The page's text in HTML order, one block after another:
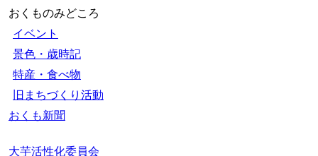
おくものみどころ
イベント
景色・歳時記
特産・食べ物
旧まちづくり活動
おくも新聞
大芋活性化委員会